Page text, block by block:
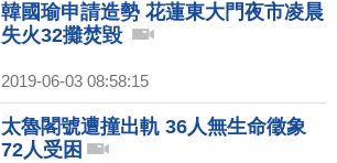
韓國瑜申請造勢 花蓮東大門夜市凌晨
失火32攤焚毀
2019-06-03 08:58:15
太魯閣號遭撞出軌 36人無生命徵象
72人受困